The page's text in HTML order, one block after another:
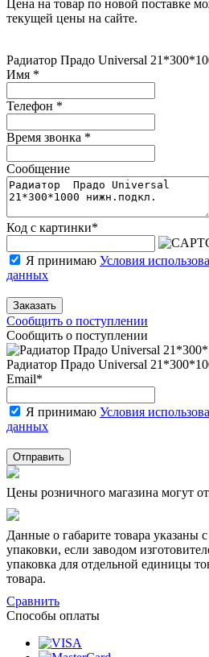
Цена на товар по новой поставке
текущей цены на сайте.
Радиатор Прадо Universal
Имя *
Телефон *
Время звонка *
Сообщение
Код с картинки*
Я принимаю Условия
данных
Заказать
Сообщить о поступлении
Сообщить о поступлении
Радиатор Прадо Universal
Email*
Я принимаю Условия
данных
Отправить
Цены розничного магазина могут
Данные о габарите товара указаны
упаковки, если заводом
упаковка для отдельной единицы
товара.
Сравнить
Способы оплаты